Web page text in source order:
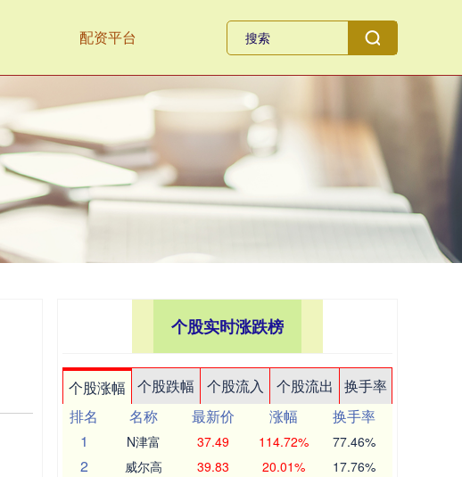
配资平台
个股实时涨跌榜
个股涨幅 个股跌幅 个股流入 个股流出
换手率
排名
名称 最新价 涨幅
换手率
1
N津富 37.49 114.72% 77.46%
2 威尔高 39.83 20.01% 17.76%